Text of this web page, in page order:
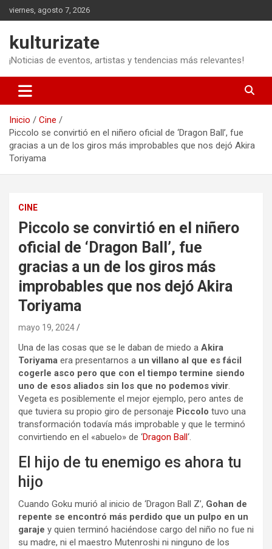
Saltar
al
viernes, agosto 7, 2026
kulturizate
¡Noticias de eventos, artistas y tendencias más relevantes!
Inicio
Cine
Piccolo se convirtió en el niñero oficial de ‘Dragon Ball’, fue
gracias a un de los giros más improbables que nos dejó Akira
Toriyama
CINE
Piccolo se convirtió en el niñero
oficial de ‘Dragon Ball’, fue
gracias a un de los giros más
improbables que nos dejó Akira
Toriyama
mayo 19, 2024
Una de las cosas que se le daban de miedo a Akira
Toriyama era presentarnos a un villano al que es fácil
cogerle asco pero que con el tiempo termine siendo
uno de esos aliados sin los que no podemos vivir.
Vegeta es posiblemente el mejor ejemplo, pero antes de
que tuviera su propio giro de personaje Piccolo tuvo una
transformación todavía más improbable y que le terminó
convirtiendo en el «abuelo» de ‘Dragon Ball‘.
El hijo de tu enemigo es ahora tu
hijo
Cuando Goku murió al inicio de ‘Dragon Ball Z’, Gohan de
repente se encontró más perdido que un pulpo en un
garaje y quien terminó haciéndose cargo del niño no fue ni
su madre, ni el maestro Mutenroshi ni ninguno de los